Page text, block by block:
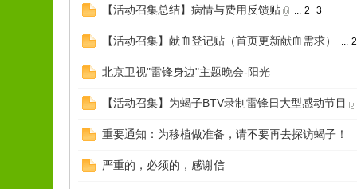
【活动召集总结】病情与费用反馈贴 ... 2 3
【活动召集】献血登记贴（首页更新献血需求） ... 2
北京卫视"雷锋身边"主题晚会-阳光
【活动召集】为蝎子BTV录制雷锋日大型感动节目
重要通知：为移植做准备，请不要再去探访蝎子！
严重的，必须的，感谢信